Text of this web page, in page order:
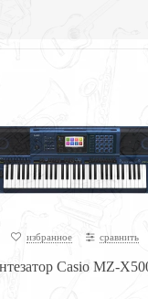
избранное сравнить
Casio MZ-